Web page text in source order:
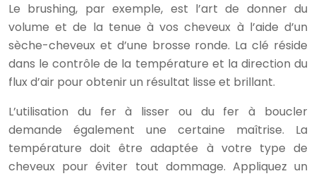
Le brushing, par exemple, est l’art de donner du
volume et de la tenue à vos cheveux à l’aide d’un
sèche-cheveux et d’une brosse ronde. La clé réside
dans le contrôle de la température et la direction du
flux d’air pour obtenir un résultat lisse et brillant.
L’utilisation du fer à lisser ou du fer à boucler
demande également une certaine maîtrise. La
température doit être adaptée à votre type de
cheveux pour éviter tout dommage. Appliquez un